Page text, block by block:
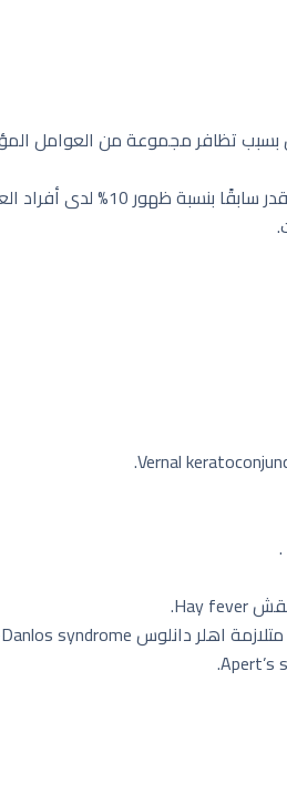
تظافر مجموعة من العوامل
للوراثة دور مهم في انتقال